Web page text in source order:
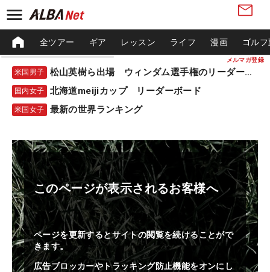
メルマガ登録
全ツアー ギア レッスン ライフ 漫画 ゴル
米国男子 松山英樹ら出場 ウィンダム選手権のリーダーボード
国内女子 北海道meijiカップ リーダーボード
米国女子 最新の世界ランキング
このページが表示されるお客様へ
ページを更新するとサイトの閲覧を続けることがで
きます。
広告ブロッカーやトラッキング防止機能をオンにし